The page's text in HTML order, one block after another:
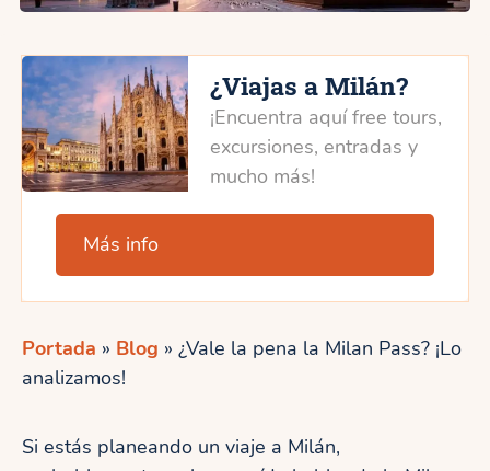
¿Viajas a Milán?
¡Encuentra aquí free tours,
excursiones, entradas y
mucho más!
Más info
Portada » Blog » ¿Vale la pena la Milan Pass? ¡Lo
analizamos!
Si estás planeando un viaje a Milán,